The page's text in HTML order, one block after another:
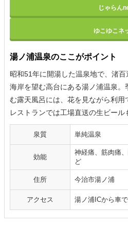
じゃらん
ゆこゆこネ
湯ノ浦温泉のここがポイント
昭和51年に開湯した温泉地で、渚
海岸を望む高台にある湯ノ浦温泉
む露天風呂には、花を見ながら利用
レストランでは工場直送の生ビール
泉質 単純温泉
効能
神経痛、筋肉痛
ど
住所 今治市湯ノ浦
アクセス 湯ノ浦ICから車